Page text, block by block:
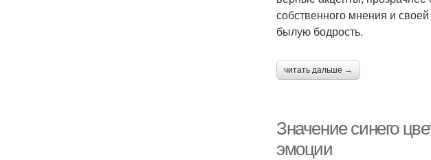
собственного мнения и
былую бодрость.
читать дальше →
Значение синего
эмоции